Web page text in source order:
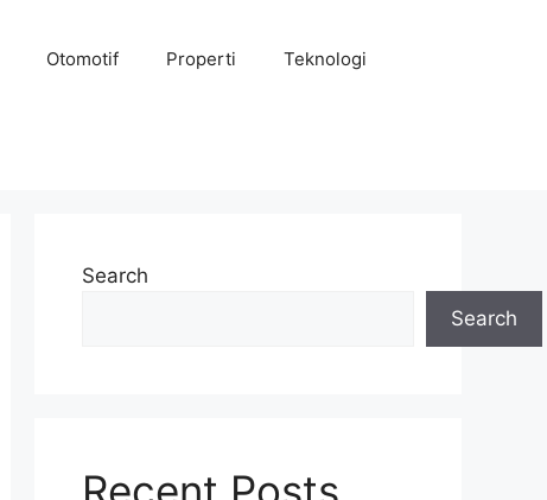
Otomotif Properti Teknologi
Search
Search